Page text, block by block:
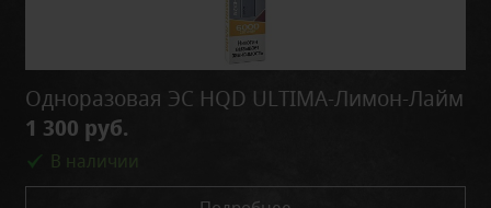
Одноразовая ЭС HQD ULTIMA-Лимон-Лайм
1 300 руб.
В наличии